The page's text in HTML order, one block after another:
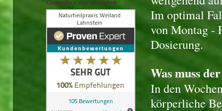
Im optimal
von Montag -
Dosierung.
Was muss
In den
körperliche